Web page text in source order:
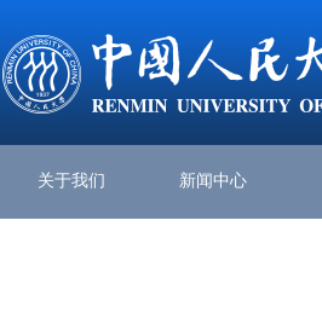
关于我们 新闻中心